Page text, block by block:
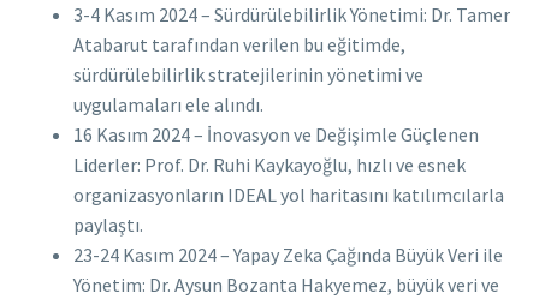
3-4 Kasım 2024 – Sürdürülebilirlik Yönetimi: Dr. Tamer
Atabarut tarafından verilen bu eğitimde,
sürdürülebilirlik stratejilerinin yönetimi ve
uygulamaları ele alındı.
16 Kasım 2024 – İnovasyon ve Değişimle Güçlenen
Liderler: Prof. Dr. Ruhi Kaykayoğlu, hızlı ve esnek
organizasyonların IDEAL yol haritasını katılımcılarla
paylaştı.
23-24 Kasım 2024 – Yapay Zeka Çağında Büyük Veri ile
Yönetim: Dr. Aysun Bozanta Hakyemez, büyük veri ve